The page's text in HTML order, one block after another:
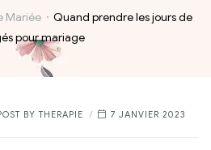
Mariée
Quand prendre les jours de
pour mariage
BYTHERAPIE 7 JANVIER 2023